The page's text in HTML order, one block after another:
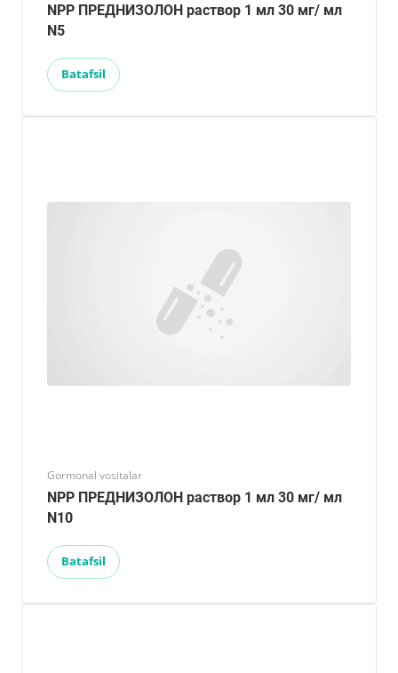
NPP ПРЕДНИЗОЛОН раствор 1 мл 30 мг/ мл
N5
Batafsil
Gormonal vositalar
NPP ПРЕДНИЗОЛОН раствор 1 мл 30 мг/ мл
N10
Batafsil